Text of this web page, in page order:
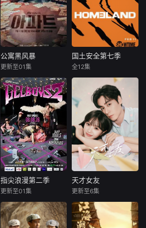
家的罪恶和真相的
缜密而强烈的复仇
故事。​​​
辉（深田龙生
饰），在经历失恋
与学业低迷的双重
打击后，被姐姐介
绍与她的男友小早
川苍太（浮所飞贵
饰）一起学习补
柔的苍太心生反感
的夏辉，却逐渐被
他的笑容与温柔
公寓黑风暴
朴炳垠
曾经的帮派老
大急需现金，于是
和有志成为律师的
同伴合作，打算窃
取住宅社区的储备
基金，却意外揭开
深藏的腐败真相。
公寓黑风暴
更新至01集
国土安全第七季
摩根·斯佩克特
Showtime正
式宣布续订《国土
安全》第7季。
国土安全第七季
全12集
指尖浪漫第二季
皮德·蒙塔布姆·苏蒙瓦朗库尔
玛西敦·皮木颂克朗
指尖浪漫第二季
更新至01集
天才女友
厉嘉琪
天才少女林知夏性
天才女友
更新至6集